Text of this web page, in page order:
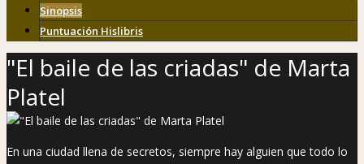
Sinopsis
Puntuación Hislibris
"El baile de las criadas" de Marta
Platel
En una ciudad llena de secretos, siempre hay alguien que todo lo